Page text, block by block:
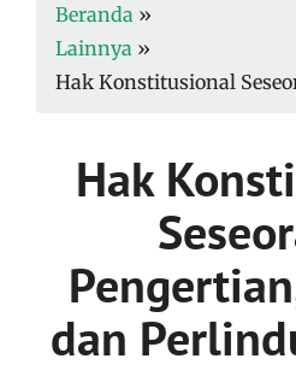
Beranda »
Lainnya »
Hak Konstitusional
Hak
dan